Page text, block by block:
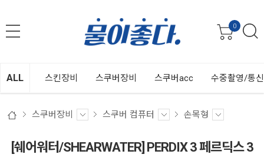
0
ALL 스킨장비 스쿠버장비 스쿠버acc 수중촬영/통
스쿠버장비 스쿠버 컴퓨터 손목형
[쉐어워터/SHEARWATER] PERDIX 3 페르딕스 3